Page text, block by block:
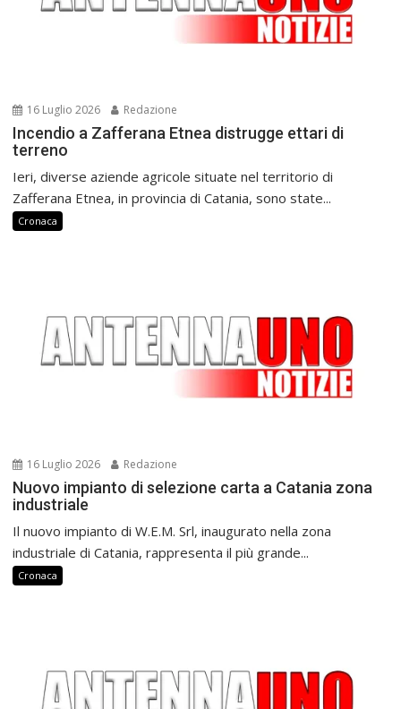
16 Luglio 2026 Redazione
Incendio a Zafferana Etnea distrugge ettari di
terreno
Ieri, diverse aziende agricole situate nel territorio di
Zafferana Etnea, in provincia di Catania, sono state...
Cronaca
16 Luglio 2026 Redazione
Nuovo impianto di selezione carta a Catania zona
industriale
Il nuovo impianto di W.E.M. Srl, inaugurato nella zona
industriale di Catania, rappresenta il più grande...
Cronaca